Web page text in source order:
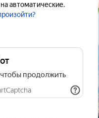
автоматические.
продолжить